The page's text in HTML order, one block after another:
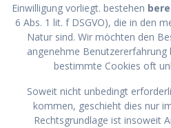
Einwilligung vorliegt. bestehen
6 Abs. 1 lit. f DSGVO), die in den
Natur sind. Wir möchten den
angenehme Benutzererfahrung
bestimmte Cookies oft
Soweit nicht unbedingt
kommen, geschieht dies nur
Rechtsgrundlage ist insoweit